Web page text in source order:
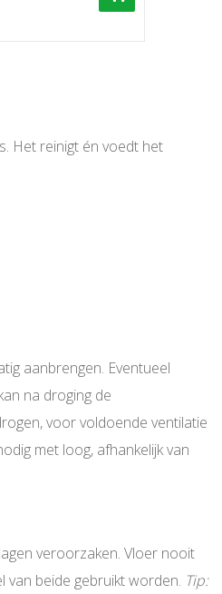
Het reinigt én voedt het
aanbrengen. Eventueel
na droging de
voor voldoende ventilatie
met loog, afhankelijk van
veroorzaken. Vloer nooit
van beide gebruikt worden. Tip: